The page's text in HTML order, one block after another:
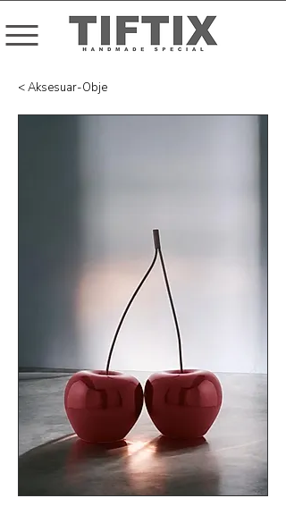
< Aksesuar-Obje